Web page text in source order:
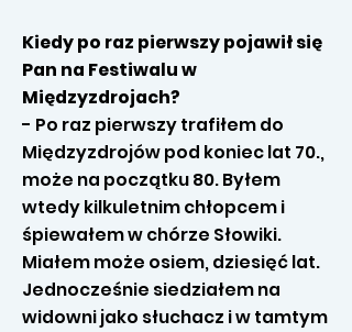
Kiedy po raz pierwszy pojawił się
Pan na Festiwalu w
Międzyzdrojach?
- Po raz pierwszy trafiłem do
Międzyzdrojów pod koniec lat 70.,
może na początku 80. Byłem
wtedy kilkuletnim chłopcem i
śpiewałem w chórze Słowiki.
Miałem może osiem, dziesięć lat.
Jednocześnie siedziałem na
widowni jako słuchacz i w tamtym